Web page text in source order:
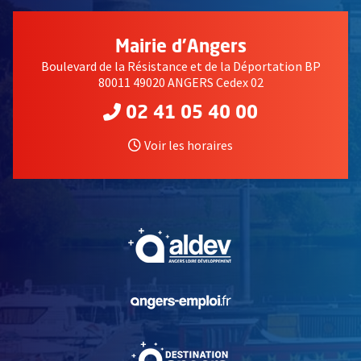
Mairie d'Angers
Boulevard de la Résistance et de la Déportation BP
80011 49020 ANGERS Cedex 02
02 41 05 40 00
Voir les horaires
, Ouvre une nouvelle